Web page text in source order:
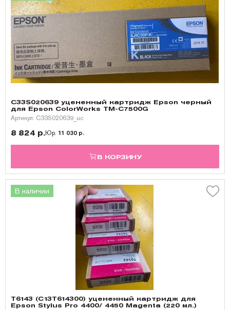
C33S020639 уцененный картридж Epson черный
для Epson ColorWorks TM-C7500G
Артикул: C33S020639_uc
8 824 р.Юр. 11 030 р.
В КОРЗИНУ
В наличии
T6143 (C13T614300) уцененный картридж для
Epson Stylus Pro 4400/ 4450 Magenta (220 мл.)